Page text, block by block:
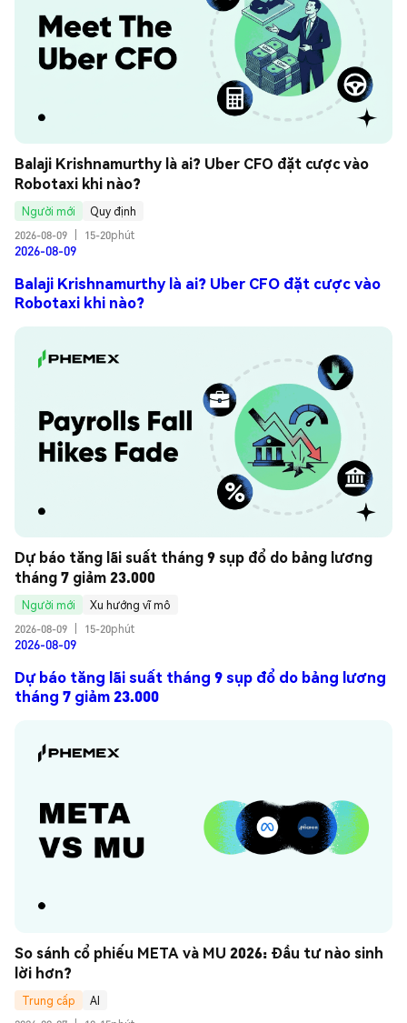
Balaji Krishnamurthy là ai? Uber CFO đặt cược vào
Robotaxi khi nào?
Người mới
Quy định
2026-08-09
15-20phút
2026-08-09
Balaji Krishnamurthy là ai? Uber CFO đặt cược vào
Robotaxi khi nào?
Dự báo tăng lãi suất tháng 9 sụp đổ do bảng lương
tháng 7 giảm 23.000
Người mới
Xu hướng vĩ mô
2026-08-09
15-20phút
2026-08-09
Dự báo tăng lãi suất tháng 9 sụp đổ do bảng lương
tháng 7 giảm 23.000
So sánh cổ phiếu META và MU 2026: Đầu tư nào sinh
lời hơn?
Trung cấp
AI